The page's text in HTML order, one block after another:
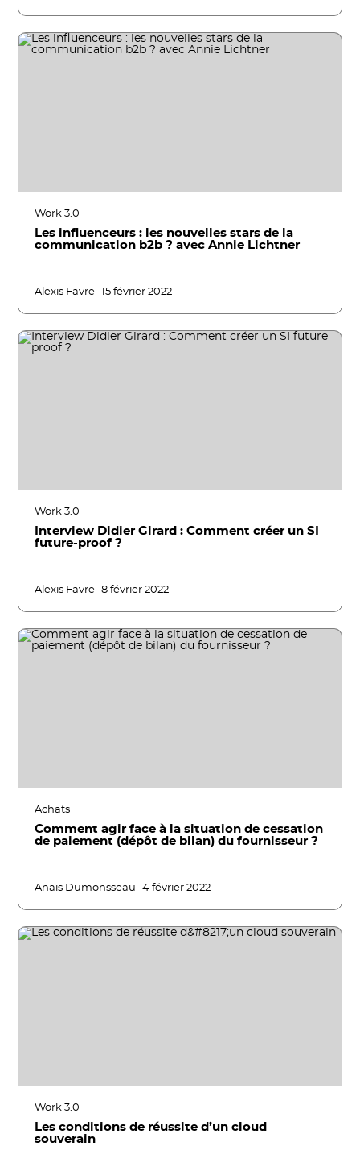
Work 3.0
Les influenceurs : les nouvelles stars de la
communication b2b ? avec Annie Lichtner
Alexis Favre -15 février 2022
Work 3.0
Interview Didier Girard : Comment créer un SI
future-proof ?
Alexis Favre -8 février 2022
Achats
Comment agir face à la situation de cessation
de paiement (dépôt de bilan) du fournisseur ?
Anaïs Dumonsseau -4 février 2022
Work 3.0
Les conditions de réussite d’un cloud
souverain